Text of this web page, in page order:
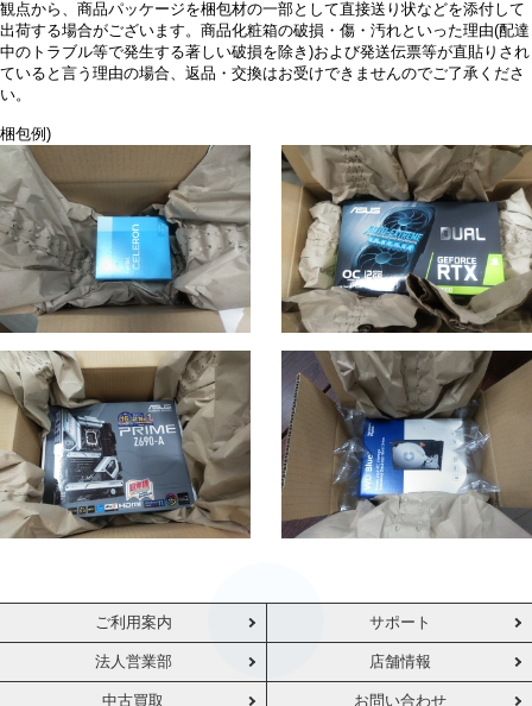
観点から、商品パッケージを梱包材の一部として直接送り状などを添付して
出荷する場合がございます。商品化粧箱の破損・傷・汚れといった理由(配達
中のトラブル等で発生する著しい破損を除き)および発送伝票等が直貼りされ
ていると言う理由の場合、返品・交換はお受けできませんのでご了承くださ
い。
梱包例)
ご利用案内 サポート
法人営業部 店舗情報
中古買取 お問い合わせ